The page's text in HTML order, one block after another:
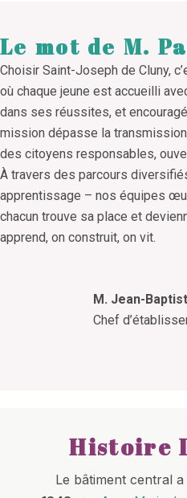
Le mot de M.
Choisir Saint-Joseph de Cluny,
où chaque jeune est accueilli
dans ses réussites, et
mission dépasse la
des citoyens responsables,
À travers des parcours
apprentissage – nos équipes
chacun trouve sa place et
apprend, on construit, on vit.
M. Jean-
Chef
Histoire
Le bâtiment central